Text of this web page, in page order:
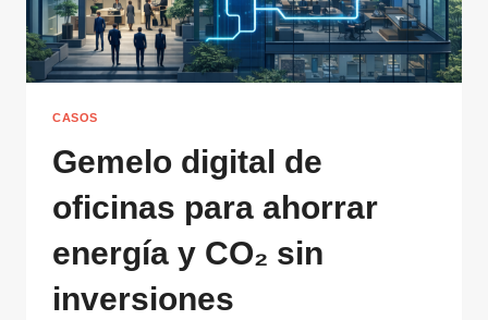
CASOS
Gemelo digital de
oficinas para ahorrar
energía y CO₂ sin
inversiones